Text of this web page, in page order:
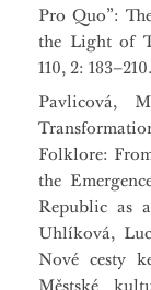
Pro Quo”:
the Light of
110, 2: 183–210.
Pavlicová,
Folklore:
the
Republic as
Uhlíková,
Nové cesty
Městské